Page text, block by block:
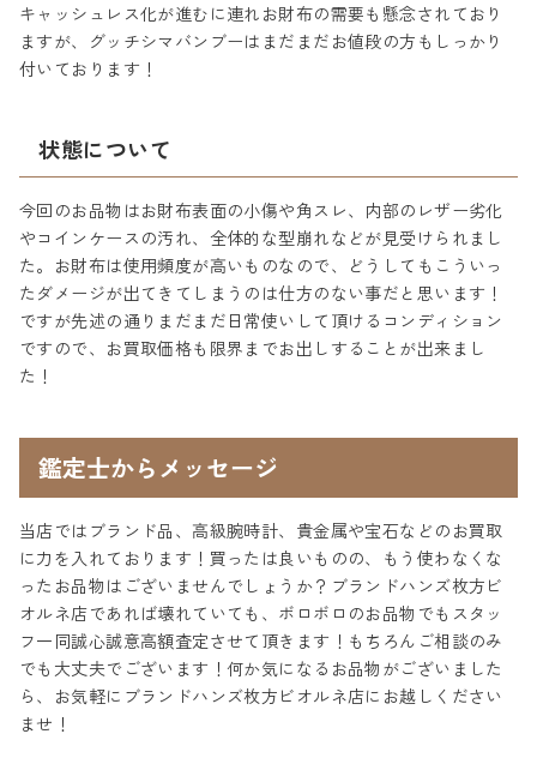
キャッシュレス化が進むに連れお財布の需要も懸念されており
ますが、グッチシマバンブーはまだまだお値段の方もしっかり
付いております！
状態について
今回のお品物はお財布表面の小傷や角スレ、内部のレザー劣化
やコインケースの汚れ、全体的な型崩れなどが見受けられまし
た。お財布は使用頻度が高いものなので、どうしてもこういっ
たダメージが出てきてしまうのは仕方のない事だと思います！
ですが先述の通りまだまだ日常使いして頂けるコンディション
ですので、お買取価格も限界までお出しすることが出来まし
た！
鑑定士からメッセージ
当店ではブランド品、高級腕時計、貴金属や宝石などのお買取
に力を入れております！買ったは良いものの、もう使わなくな
ったお品物はございませんでしょうか？ブランドハンズ枚方ビ
オルネ店であれば壊れていても、ボロボロのお品物でもスタッ
フ一同誠心誠意高額査定させて頂きます！もちろんご相談のみ
でも大丈夫でございます！何か気になるお品物がございました
ら、お気軽にブランドハンズ枚方ビオルネ店にお越しください
ませ！